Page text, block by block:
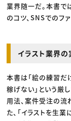
業界随一だ。本書で
のコツ、SNSでのフ
イラスト業界
本書は「絵の練習だ
稼げない」という厳
用法、案件受注の流
た、「イラストを生